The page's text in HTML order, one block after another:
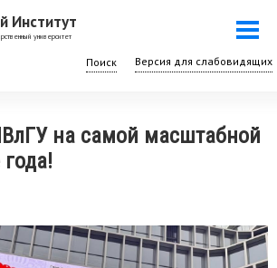
Институт
университет
Поиск
на самой масштабной
года!